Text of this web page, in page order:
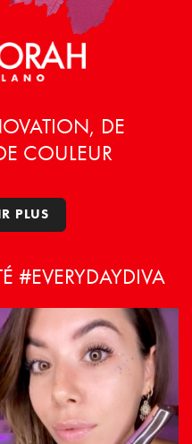
DE
COULEUR
PLUS
#EVERYDAYDIVA